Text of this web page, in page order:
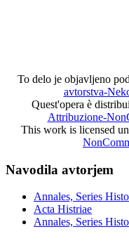
To delo je objavljeno pod
avtorstva-
Quest'opera è
Attribuzione-
This work is licensed
Navodila avtorjem
Annales, Series
Acta Histriae
Annales, Series